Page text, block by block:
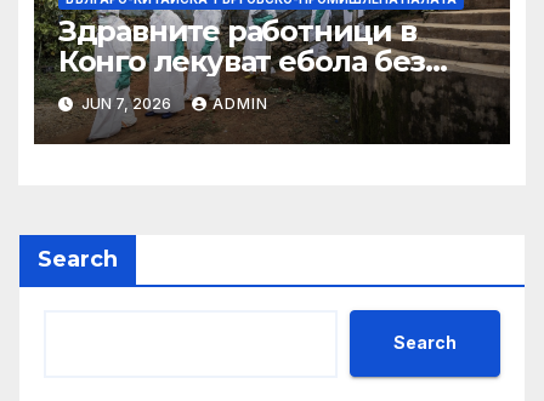
Здравните работници в
Конго лекуват ебола без
заплащане, докато СЗО
търси ресурси
JUN 7, 2026 ADMIN
Search
Search